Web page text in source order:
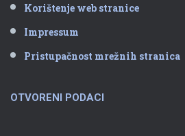
Korištenje web stranice
Impressum
Pristupačnost mrežnih stranica
OTVORENI PODACI